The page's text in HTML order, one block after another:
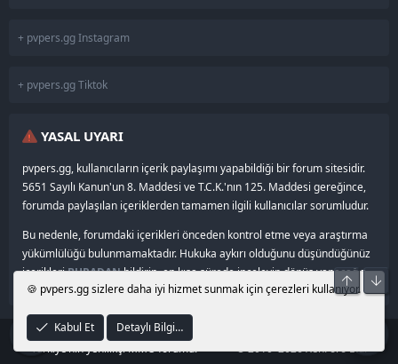
+ pvpers.gg Instagram
+ pvpers.gg Tiktok
YASAL UYARI
pvpers.gg, kullanıcıların içerik paylaşımı yapabildiği bir forum sitesidir.
5651 Sayılı Kanun'un 8. Maddesi ve T.C.K.'nın 125. Maddesi gereğince,
forumda paylaşılan içeriklerden tamamen ilgili kullanıcılar sorumludur.
Bu nedenle, forumdaki içerikleri önceden kontrol etme veya araştırma
yükümlülüğü bulunmamaktadır. Hukuka aykırı olduğunu düşündüğünüz
içerikleriBURADANbildirin, en kısa sürede inceleyip dönüş yapacağız.
© 2024–2026 pvpers.gg •
Türkiye’nin yenilikçi MMO forumu.
© 2010–2026 XenForo Ltd.
🍪 pvpers.gg sizlere daha iyi hizmet sunmak için çerezleri kullanıyor.
Kabul Et Detaylı Bilgi…
Üst Alt